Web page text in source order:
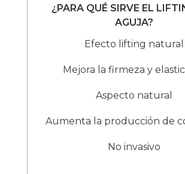
¿PARA QUÉ SIRVE EL
AGUJA?
Efecto lifting natural
Mejora la firmeza y
Aspecto natural
Aumenta la producción de
No invasivo